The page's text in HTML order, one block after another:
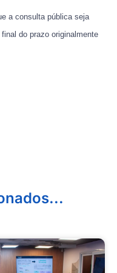
a consulta pública seja
do prazo originalmente